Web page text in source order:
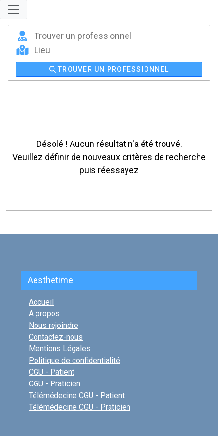
TROUVER UN PROFESSIONNEL
Désolé ! Aucun résultat n'a été trouvé.
Veuillez définir de nouveaux critères de recherche
puis réessayez
Aesthetime
Accueil
A propos
Nous rejoindre
Contactez-nous
Mentions Légales
Politique de confidentialité
CGU - Patient
CGU - Praticien
Télémédecine CGU - Patient
Télémédecine CGU - Praticien